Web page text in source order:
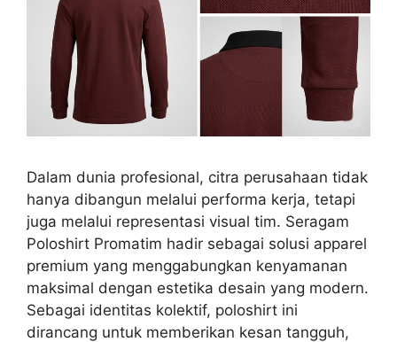
Dalam dunia profesional, citra perusahaan tidak
hanya dibangun melalui performa kerja, tetapi
juga melalui representasi visual tim. Seragam
Poloshirt Promatim hadir sebagai solusi apparel
premium yang menggabungkan kenyamanan
maksimal dengan estetika desain yang modern.
Sebagai identitas kolektif, poloshirt ini
dirancang untuk memberikan kesan tangguh,